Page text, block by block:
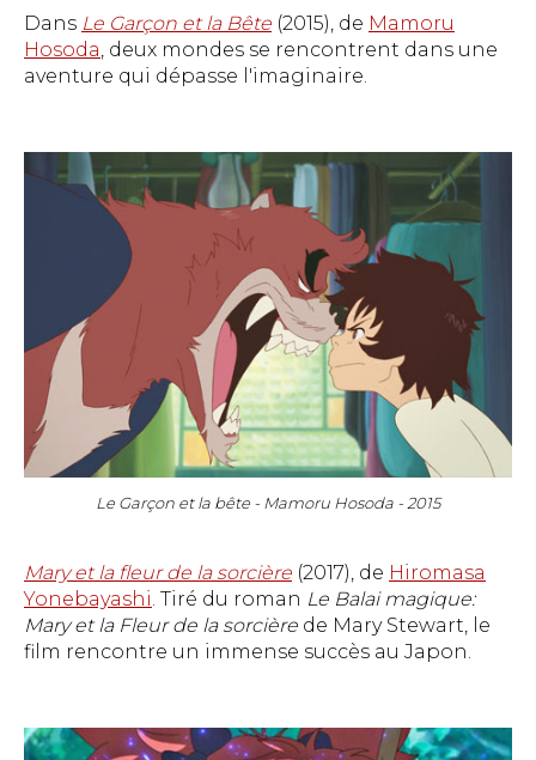
Dans Le Garçon et la Bête (2015), de Mamoru
Hosoda, deux mondes se rencontrent dans une
aventure qui dépasse l'imaginaire.
Le Garçon et la bête - Mamoru Hosoda - 2015
Mary et la fleur de la sorcière (2017), de Hiromasa
Yonebayashi. Tiré du roman Le Balai magique:
Mary et la Fleur de la sorcière de Mary Stewart, le
film rencontre un immense succès au Japon.